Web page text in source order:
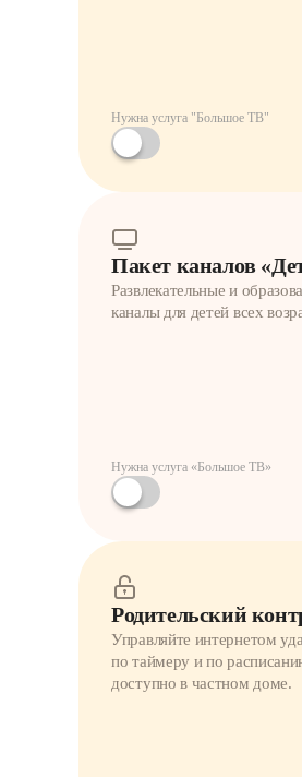
Нужна услуга "Большое ТВ"
Пакет каналов
Развлекательные и
каналы для детей всех
Нужна услуга «Большое ТВ»
Родительский
Управляйте интернетом
по таймеру и по
доступно в частном доме.